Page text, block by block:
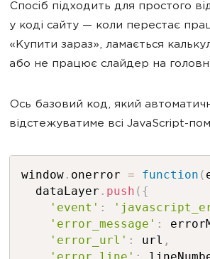
Спосіб підходить для простого
у коді сайту — коли перестає
«Купити зараз», ламається
або не працює слайдер на
Ось базовий код, який
відстежуватиме всі JavaScript-
window. onerror = function (
  dataLayer
. push ( {
'event' :
'error_message' :
'error_url' : url ,